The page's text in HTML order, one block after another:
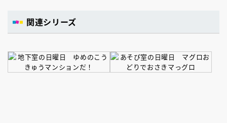
関連シリーズ